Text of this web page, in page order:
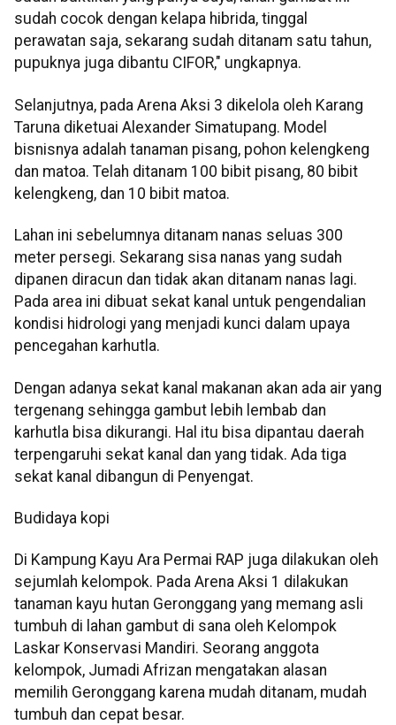
sudah cocok dengan kelapa hibrida, tinggal
perawatan saja, sekarang sudah ditanam satu tahun,
pupuknya juga dibantu CIFOR," ungkapnya.
Selanjutnya, pada Arena Aksi 3 dikelola oleh Karang
Taruna diketuai Alexander Simatupang. Model
bisnisnya adalah tanaman pisang, pohon kelengkeng
dan matoa. Telah ditanam 100 bibit pisang, 80 bibit
kelengkeng, dan 10 bibit matoa.
Lahan ini sebelumnya ditanam nanas seluas 300
meter persegi. Sekarang sisa nanas yang sudah
dipanen diracun dan tidak akan ditanam nanas lagi.
Pada area ini dibuat sekat kanal untuk pengendalian
kondisi hidrologi yang menjadi kunci dalam upaya
pencegahan karhutla.
Dengan adanya sekat kanal makanan akan ada air yang
tergenang sehingga gambut lebih lembab dan
karhutla bisa dikurangi. Hal itu bisa dipantau daerah
terpengaruhi sekat kanal dan yang tidak. Ada tiga
sekat kanal dibangun di Penyengat.
Budidaya kopi
Di Kampung Kayu Ara Permai RAP juga dilakukan oleh
sejumlah kelompok. Pada Arena Aksi 1 dilakukan
tanaman kayu hutan Geronggang yang memang asli
tumbuh di lahan gambut di sana oleh Kelompok
Laskar Konservasi Mandiri. Seorang anggota
kelompok, Jumadi Afrizan mengatakan alasan
memilih Geronggang karena mudah ditanam, mudah
tumbuh dan cepat besar.